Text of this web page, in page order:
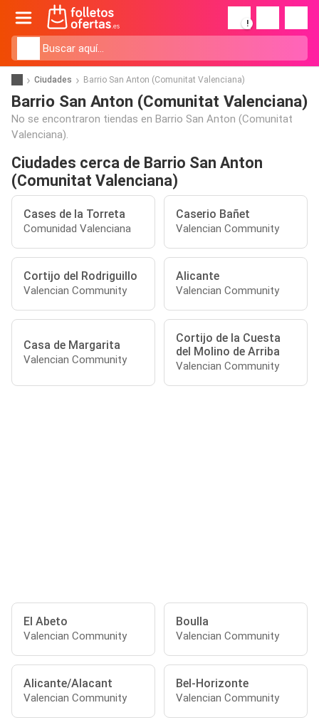
!
Ciudades Barrio San Anton (Comunitat Valenciana)
Barrio San Anton (Comunitat Valenciana)
No se encontraron tiendas en Barrio San Anton (Comunitat
Valenciana).
Ciudades cerca de Barrio San Anton
(Comunitat Valenciana)
Cases de la Torreta
Comunidad Valenciana
Caserio Bañet
Valencian Community
Cortijo del Rodriguillo
Valencian Community
Alicante
Valencian Community
Casa de Margarita
Valencian Community
Cortijo de la Cuesta
del Molino de Arriba
Valencian Community
El Abeto
Valencian Community
Boulla
Valencian Community
Alicante/Alacant
Valencian Community
Bel-Horizonte
Valencian Community